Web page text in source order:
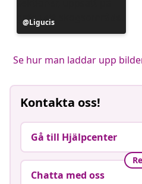
Inlägg
publicerat
Ligucis
Se hur man laddar upp
Kontakta oss!
Gå till Hjälpcenter
Chatta med oss